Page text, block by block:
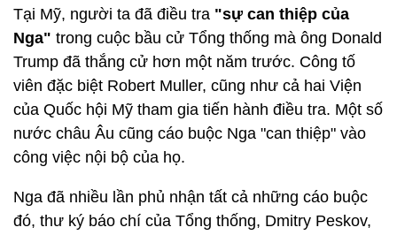
Tại Mỹ, người ta đã điều tra "sự can thiệp của
Nga" trong cuộc bầu cử Tổng thống mà ông Donald
Trump đã thắng cử hơn một năm trước. Công tố
viên đặc biệt Robert Muller, cũng như cả hai Viện
của Quốc hội Mỹ tham gia tiến hành điều tra. Một số
nước châu Âu cũng cáo buộc Nga "can thiệp" vào
công việc nội bộ của họ.
Nga đã nhiều lần phủ nhận tất cả những cáo buộc
đó, thư ký báo chí của Tổng thống, Dmitry Peskov,